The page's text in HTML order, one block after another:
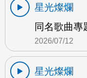
星光燦爛
同名歌曲專
2026/07/12
星光燦爛